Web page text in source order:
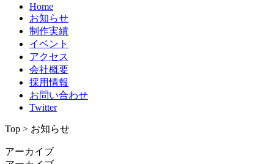
Home
お知らせ
制作実績
イベント
アクセス
会社概要
採用情報
お問い合わせ
Twitter
Top > お知らせ
アーカイブ